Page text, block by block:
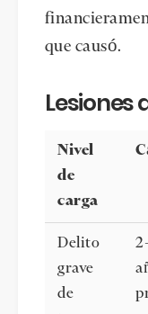
que causó.
Lesiones
Nivel
de
carga
Delito
grave
de